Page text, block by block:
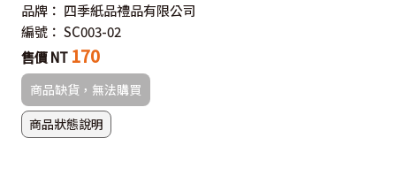
品牌： 四季紙品禮品有限公司
編號： SC003-02
售價 NT 170
商品缺貨，無法購買
商品狀態說明